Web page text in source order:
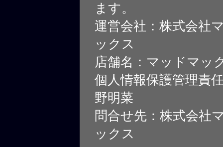
ます。
運営会社：株式会社
ックス
店舗名：マッドマッ
個人情報保護管理責
野明菜
問合せ先：株式会社
ックス